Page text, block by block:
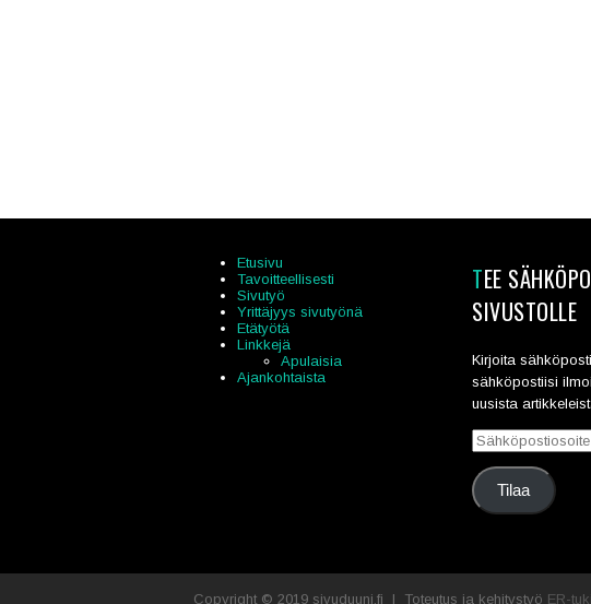
Etusivu
Tavoitteellisesti
Sivutyö
Yrittäjyys sivutyönä
Etätyötä
Linkkejä
Apulaisia
Ajankohtaista
TEE SÄHKÖPOSTITILAUS
SIVUSTOLLE
Kirjoita
sähköpostiisi
uusista
Sähköpostiosoite
Tilaa
Copyright © 2019 sivuduuni.fi | Toteutus ja kehitystyö ER-tuki